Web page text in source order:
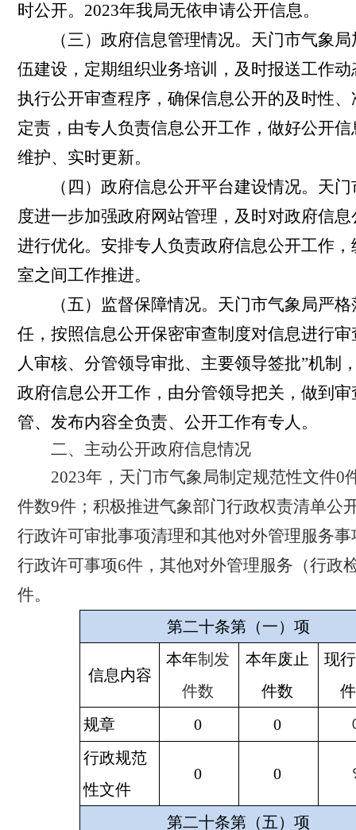
时公开。 2023年我局无依申请公开信息。
（三）政府信息管理情况。天门市气象
伍建设，定期组织业务培训，及时报送工作
执行公开审查程序，确保信息公开的及时性
定责，由专人负责信息公开工作，做好公开
维护、实时更新。
（四）政府信息公开平台建设情况。天
度进一步加强政府网站管理，及时对政府信
进行优化。 安排专人负责政府信息公开工作
室之间工作推进。
（五）监督保障情况。 天门市气象局严格
任，按照信息公开保密审查制度对信息进行审
人审核、分管领导审批、主要领导签批”机制
政府信息公开工作，由分管领导把关，做到
管、发布内容全负责、公开工作有专人。
二、主动公开政府信息情况
2023年，天门市气象局制定规范性文件0
件数9件；积极推进气象部门行政权责清单公
行政许可审批事项清理和其他对外管理服务
行政许可事项6件，其他对外管理服务（行政
件。
第二十条第（一）项
信息内容
本年制发
件数
本年废止
件数
现
件
规章
0 0
行政规范
性文件
0 0
第二十条第（五）项